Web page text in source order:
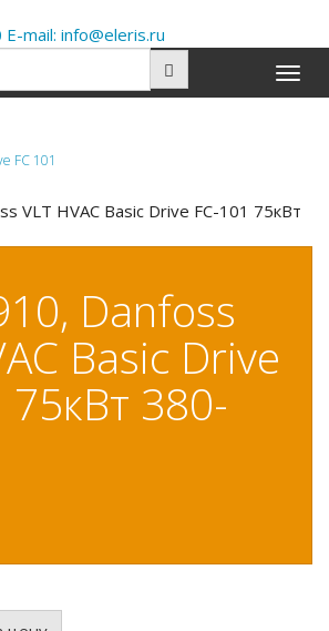
mail: info@eleris.ru
Toggle
FC 101
Danfoss
Basic Drive
75кВт 380-